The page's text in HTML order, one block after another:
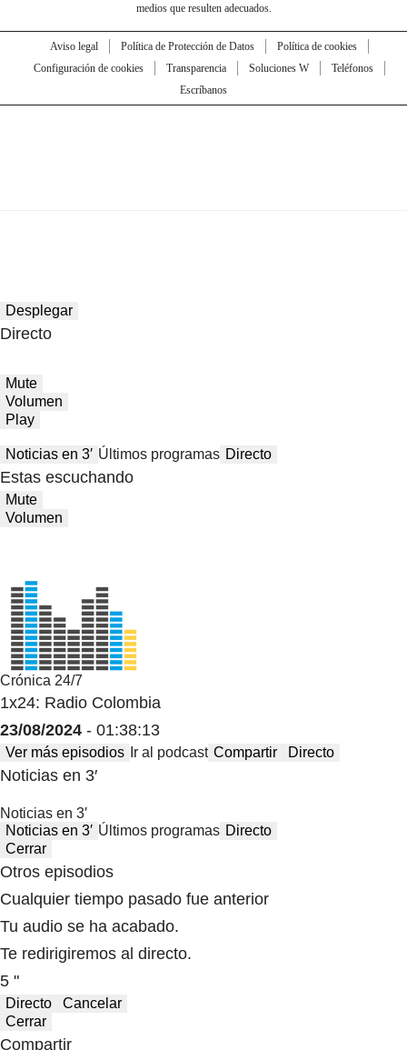
medios que resulten adecuados.
Aviso legal Política de Protección de Datos
Política de cookies
Configuración de cookies
Transparencia Soluciones W
Teléfonos
Escríbanos
Desplegar
Directo
Mute
Volumen
Play
Noticias en 3′ Últimos programas Directo
Estas escuchando
Mute
Volumen
Crónica 24/7
1x24: Radio Colombia
23/08/2024 - 01:38:13
Ver más episodios Ir al podcast Compartir Directo
Noticias en 3′
Noticias en 3′
Noticias en 3′ Últimos programas Directo
Cerrar
Otros episodios
Cualquier tiempo pasado fue anterior
Tu audio se ha acabado.
Te redirigiremos al directo.
5 "
Directo
Cancelar
Cerrar
Compartir